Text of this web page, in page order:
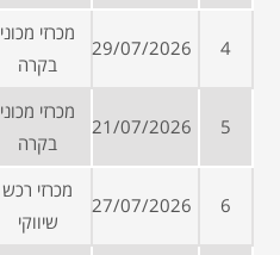
4
29/07/2026
מכרזי מכוני
בקרה
5
21/07/2026
מכרזי מכוני
בקרה
6
27/07/2026
מכרזי רכש
שיווקי